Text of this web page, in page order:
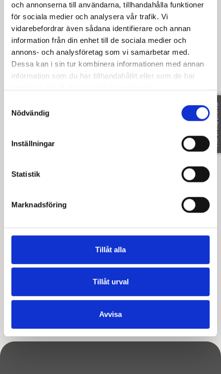
och annonserna till användarna, tillhandahålla funktioner
för sociala medier och analysera vår trafik. Vi
vidarebefordrar även sådana identifierare och annan
information från din enhet till de sociala medier och
annons- och analysföretag som vi samarbetar med.
Dessa kan i sin tur kombinera informationen med annan
information som du har tillhandahållit eller som de har
Nödvändig
Inställningar
Statistik
Marknadsföring
Tillåt alla
Tillåt urval
Avvisa
FRI VÄRDERING